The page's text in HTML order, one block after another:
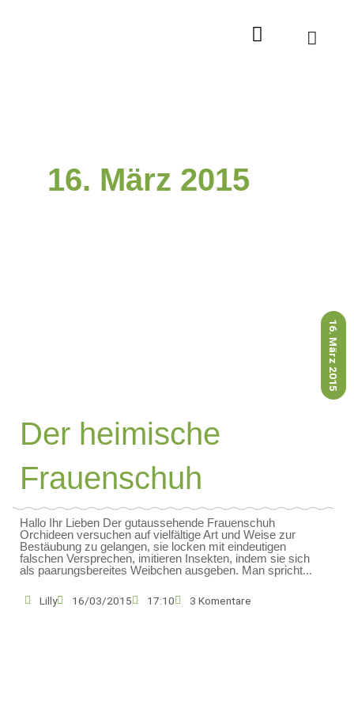
16. März 2015
16. März 2015
Der heimische
Frauenschuh
Hallo Ihr Lieben Der gutaussehende Frauenschuh
Orchideen versuchen auf vielfältige Art und Weise zur
Bestäubung zu gelangen, sie locken mit eindeutigen
falschen Versprechen, imitieren Insekten, indem sie sich
als paarungsbereites Weibchen ausgeben. Man spricht...
Lilly 16/03/2015 17:10 3 Komentare